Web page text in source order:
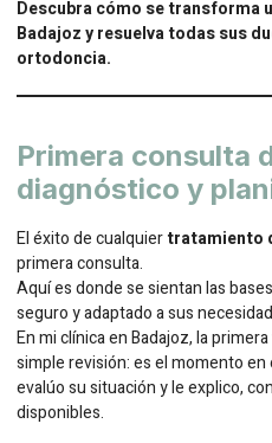
Descubra cómo se transforma
Badajoz y resuelva todas sus
ortodoncia.
Primera consulta
diagnóstico y
El éxito de cualquiertratamiento
primera consulta.
Aquí es donde se sientan las
seguro y adaptado a sus
En mi clínica en Badajoz, la
simple revisión: es el momento
evalúo su situación y le explico,
disponibles.